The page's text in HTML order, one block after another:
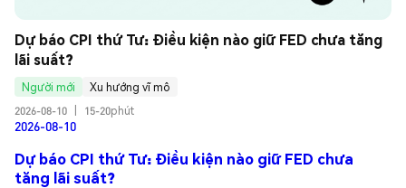
Dự báo CPI thứ Tư: Điều kiện nào giữ FED chưa tăng
lãi suất?
Người mới
Xu hướng vĩ mô
2026-08-10
15-20phút
2026-08-10
Dự báo CPI thứ Tư: Điều kiện nào giữ FED chưa
tăng lãi suất?